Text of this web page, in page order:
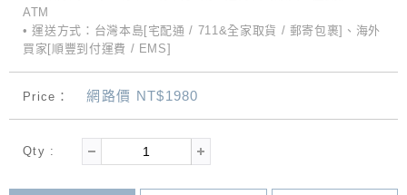
ATM
• 運送方式：台灣本島[宅配通 / 711&全家取貨 / 郵寄包裹]、海外
買家[順豐到付運費 / EMS]
Price：網路價 NT$1980
Qty :